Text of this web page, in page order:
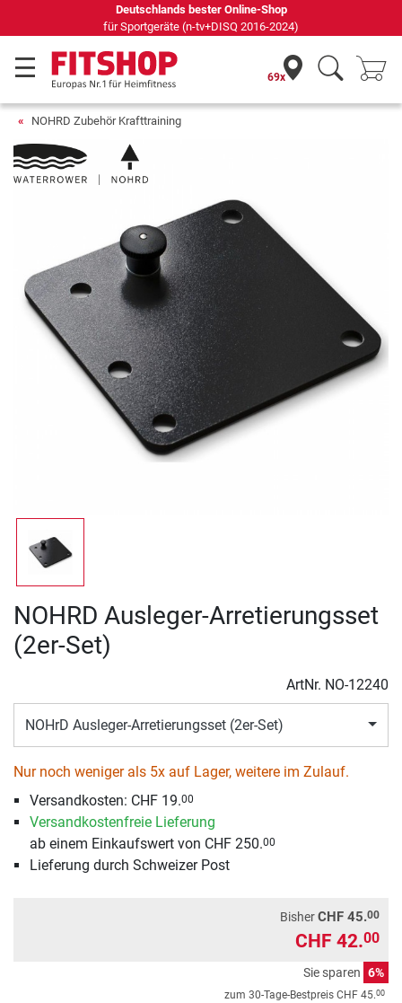
Deutschlands bester Online-Shop
für Sportgeräte (n-tv+DISQ 2016-2024)
69x
NOHRD Zubehör Krafttraining
NOHRD Ausleger-Arretierungsset
(2er-Set)
ArtNr. NO-12240
NOHrD Ausleger-Arretierungsset (2er-Set)
Nur noch weniger als 5x auf Lager, weitere im Zulauf.
Versandkosten: CHF 19.00
Versandkostenfreie Lieferung
ab einem Einkaufswert von CHF 250.00
Lieferung durch Schweizer Post
BisherCHF 45.00
CHF 42.00
Sie sparen 6%
zum 30-Tage-Bestpreis CHF 45.00